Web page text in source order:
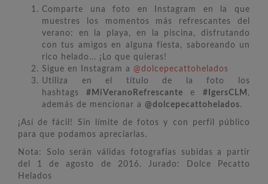
Comparte una foto en Instagram en la que
muestres los momentos más refrescantes del
verano: en la playa, en la piscina, disfrutando
con tus amigos en alguna fiesta, saboreando un
rico helado... ¡Lo que quieras!
Sigue en Instagram a @dolcepecattohelados
Utiliza en el título de la foto los
hashtags #MiVeranoRefrescante e #IgersCLM ,
además de mencionar a @dolcepecattohelados.
¡Así de fácil! Sin límite de fotos y con perfil público
para que podamos apreciarlas.
Nota: Solo serán válidas fotografías subidas a partir
del 1 de agosto de 2016. Jurado: Dolce Pecatto
Helados